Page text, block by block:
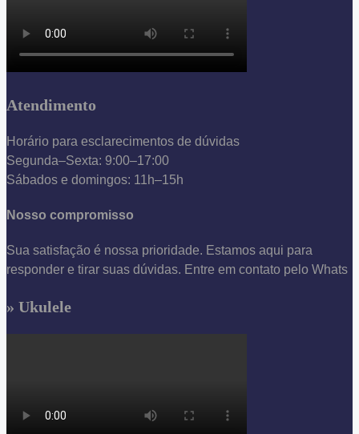
Atendimento
Horário para esclarecimentos de dúvidas
Segunda–Sexta: 9:00–17:00
Sábados e domingos: 11h–15h
Nosso compromisso
Sua satisfação é nossa prioridade. Estamos aqui para
responder e tirar suas dúvidas. Entre em contato pelo Whats
» Ukulele